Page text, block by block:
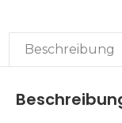
Beschreibung